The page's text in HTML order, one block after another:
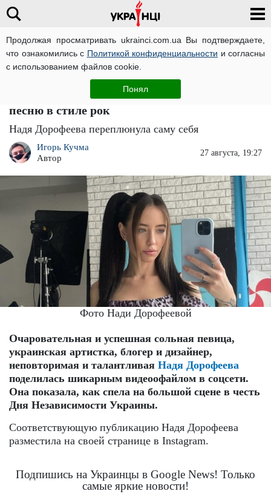
Продолжая просматривать ukrainci.com.ua Вы подтверждаете,
что ознакомились с Политикой конфиденциальности и согласны
с использованием файлов cookie.
Понял
Спрячьте бабушек подальше: Надя
Дорофеева "порвала" сцену спев народную
песню в стиле рок
Надя Дорофеева переплюнула саму себя
Игорь Кучма
Автор
27 августа, 19:27
Фото Нади Дорофеевой
Очаровательная и успешная сольная певица,
украинская артистка, блогер и дизайнер,
неповторимая и талантливая Надя Дорофеева
поделилась шикарным видеоофайлом в соцсети.
Она показала, как спела на большой сцене в честь
Дня Независимости Украины.
Соответствующую публикацию Надя Дорофеева
разместила на своей странице в Instagram.
Подпишись на Украинцы в Google News! Только
самые яркие новости!